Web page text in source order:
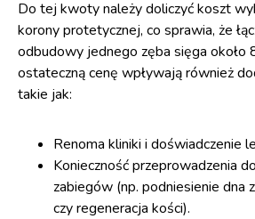
Do tej kwoty należy doliczyć koszt
korony protetycznej, co sprawia, że
odbudowy jednego zęba sięga około
ostateczną cenę wpływają również
takie jak:
Renoma kliniki i doświadczenie
Konieczność przeprowadzenia
zabiegów (np. podniesienie dna
czy regeneracja kości).